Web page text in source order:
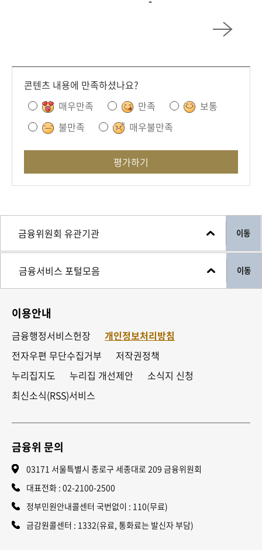
콘텐츠 내용에 만족하셨나요?
매우만족
만족
보통
불만족
매우불만족
평가하기
이동
이동
이용안내
금융행정서비스헌장
개인정보처리방침
전자우편 무단수집거부
저작권정책
누리집지도
누리집 개선제안
소식지 신청
최신소식(RSS)서비스
금융위 문의
03171 서울특별시 종로구 세종대로 209 금융위원회
대표전화 : 02-2100-2500
정부민원안내콜센터 국번없이 : 110(무료)
금감원콜센터 : 1332(유료, 통화료는 발신자 부담)